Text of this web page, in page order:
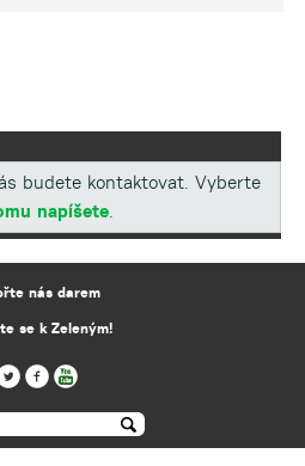
budete kontaktovat. Vyberte
napíšete.
nás darem
se k Zeleným!